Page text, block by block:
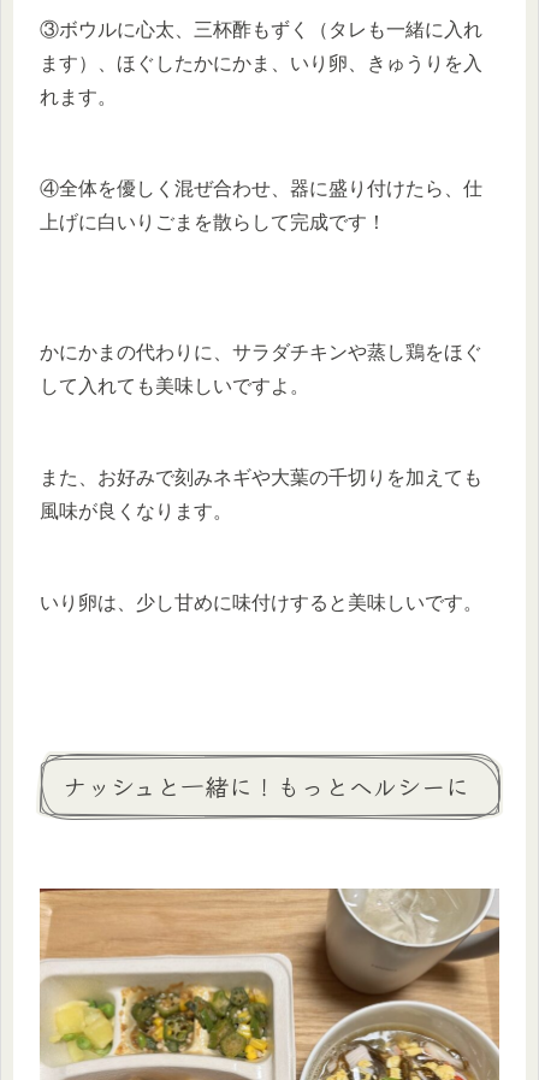
③ボウルに心太、三杯酢もずく（タレも一緒に入れ
ます）、ほぐしたかにかま、いり卵、きゅうりを入
れます。
④全体を優しく混ぜ合わせ、器に盛り付けたら、仕
上げに白いりごまを散らして完成です！
かにかまの代わりに、サラダチキンや蒸し鶏をほぐ
して入れても美味しいですよ。
また、お好みで刻みネギや大葉の千切りを加えても
風味が良くなります。
いり卵は、少し甘めに味付けすると美味しいです。
ナッシュと一緒に！もっとヘルシーに